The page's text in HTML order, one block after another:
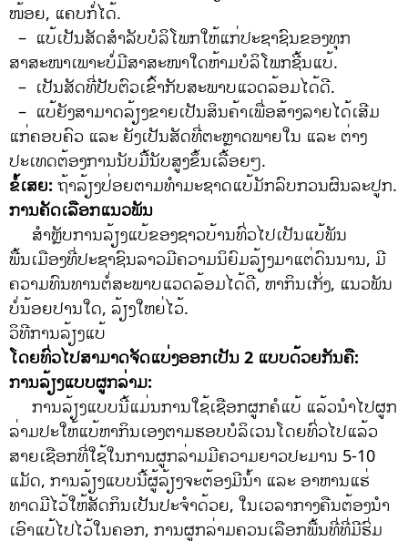
ໜ້ອຍ, ແຄບກໍ່ໄດ້.
– ແບ້ເປັນສັດສໍາລັບບໍລິໂພກໃຫ້ແກ່ປະຊາຊົນຂອງທຸກ
ສາສະໜາເພາະບໍ່ມີສາສະໜາໃດຫ້າມບໍລິໂພກຊີ້ນແບ້.
– ເປັນສັດທີ່ປັບຕົວເຂົ້າກັບສະພາບແວດລ້ອມໄດ້ດີ.
– ແບ້ຍັງສາມາດລ້ຽງຂາຍເປັນສິນຄ້າເພື່ອສ້າງລາຍໄດ້ເສີມ
ແກ່ຄອບຄົວ ແລະ ຍັງເປັນສັດທີ່ຕະຫຼາດພາຍໃນ ແລະ ຕ່າງ
ປະເທດຕ້ອງການນັບມື້ນັບສູງຂຶ້ນເລື້ອຍໆ.
ຂໍ້ເສຍ: ຖ້າລ້ຽງປ່ອຍຕາມທໍາມະຊາດແບ້ມັກລົບກວນຜົນລະປູກ.
ການຄັດເລືອກແນວພັນ
ສໍາຫຼັບການລ້ຽງແບ້ຂອງຊາວບ້ານທົ່ວໄປເປັນແບ້ພັນ
ພື້ນເມືອງທີ່ປະຊາຊົນລາວມີຄວາມນິຍົມລ້ຽງມາແຕ່ດົນນານ, ມີ
ຄວາມທົນທານຕໍ່ສະພາບແວດລ້ອມໄດ້ດີ, ຫາກິນເກັ່ງ, ແນວພັນ
ບໍ່ນ້ອຍປານໃດ, ລ້ຽງໃຫຍ່ໄວ້.
ວິທີການລ້ຽງແບ້
ໂດຍທົ່ວໄປສາມາດຈັດແບ່ງອອກເປັນ 2 ແບບດ້ວຍກັນຄື:
ການລ້ຽງແບບຜູກລ່າມ:
ການລ້ຽງແບບນີ້ແມ່ນການໃຊ້ເຊືອກຜູກຄໍແບ້ ແລ້ວນໍາໄປຜູກ
ລ່າມປະໃຫ້ແບ້ຫາກິນເອງຕາມຮອບບໍລິເວນໂດຍທົ່ວໄປແລ້ວ
ສາຍເຊືອກທີ່ໃຊ້ໃນການຜູກລ່າມມີຄວາມຍາວປະມານ 5-10
ແມັດ, ການລ້ຽງແບບນີ້ຜູ້ລ້ຽງຈະຕ້ອງມີນໍ້າ ແລະ ອາຫານແຮ່
ທາດມີໄວ້ໃຫ້ສັດກິນເປັນປະຈໍາດ້ວຍ, ໃນເວລາກາງຄືນຕ້ອງນໍາ
ເອົາແບ້ໄປໄວ້ໃນຄອກ, ການຜູກລ່າມຄວນເລືອກພື້ນທີ່ທີ່ມີຮົ່ມ